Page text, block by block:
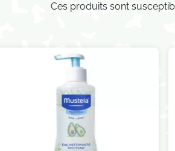
Ces produits sont